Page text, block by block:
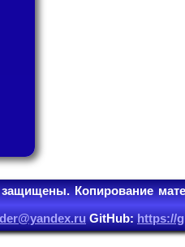
Копирование
GitHub:https://